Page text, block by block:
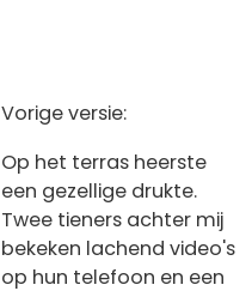
Vorige versie:
Op het terras heerste
een gezellige drukte.
Twee tieners achter mij
bekeken lachend video's
op hun telefoon en een